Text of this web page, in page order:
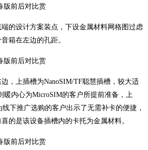
的设计方案装点，下设金属材料网格图过虑
箱在左边的孔距。
，上插槽为NanoSIM/TF聪慧插槽，较大适
暖内心为MicroSIM的客户所提前准备，上
下推广选购的客户出示了无需补卡的便捷，
的是该设备插槽内的卡托为金属材料。